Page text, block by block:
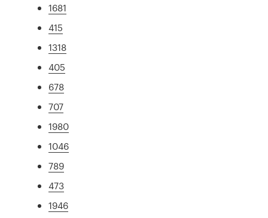
1681
415
1318
405
678
707
1980
1046
789
473
1946